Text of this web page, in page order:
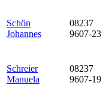
Schön
Johannes
08237
9607-23
Schreier
Manuela
08237
9607-19